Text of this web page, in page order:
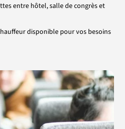
entre hôtel, salle de congrès et
disponible pour vos besoins